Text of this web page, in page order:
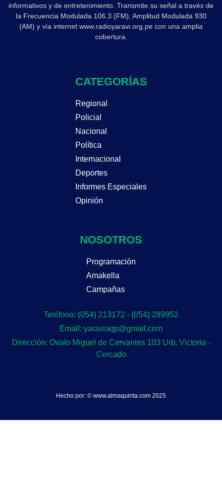
informativos y de entretenimiento. Transmite su señal a través de
la Frecuencia Modulada 106.3 (FM), Amplitud Modulada 930
(AM) y vía internet www.radioyaravi.org.pe con una amplia
cobertura.
CATEGORÍAS
Regional
Policial
Nacional
Política
Internacional
Deportes
Informes Especiales
Opinión
NOSOTROS
Programación
Amakella
Campañas
Teléfono: (054) 213172 - (054) 289952
Email: yaraviaqp@gmail.com
Dirección: Ovalo Miguel de Cervantes 103 Urb. Victoria -
Cercado
Hecho por: © www.almaquinta.com 2025